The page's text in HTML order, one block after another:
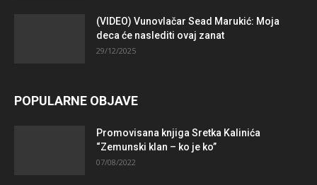
(VIDEO) Vunovlačar Sead Marukić: Moja
deca će naslediti ovaj zanat
29/12/2025
POPULARNE OBJAVE
Promovisana knjiga Sretka Kalinića
“Zemunski klan – ko je ko”
07/08/2022